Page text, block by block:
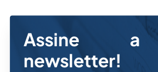
Assine a
newsletter!